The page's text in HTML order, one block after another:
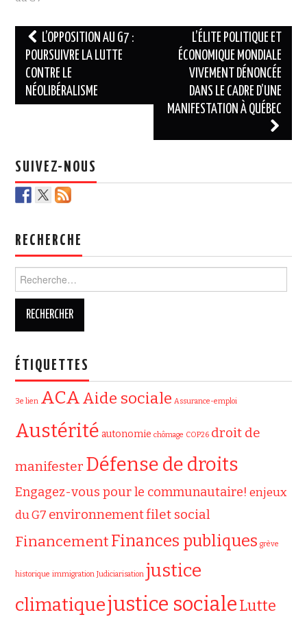
Navigation
des
articles
L’OPPOSITION AU G7 :
POURSUIVRE LA LUTTE
CONTRE LE
NÉOLIBÉRALISME
L’ÉLITE POLITIQUE ET
ÉCONOMIQUE MONDIALE
VIVEMENT DÉNONCÉE
DANS LE CADRE D’UNE
MANIFESTATION À QUÉBEC
SUIVEZ-NOUS
RECHERCHE
ÉTIQUETTES
3e lien ACAAide sociale Assurance-emploi
Austérité autonomie chômage COP26 droit de
manifester Défense de droits
Engagez-vous pour le communautaire! enjeux
du G7 environnementfilet social
FinancementFinances publiques grève
historique immigration Judiciarisation justice
climatiquejustice socialeLutte